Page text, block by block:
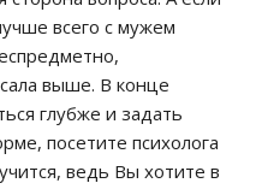
всего с мужем
выше. В конце
глубже и задать
посетите психолога
ведь Вы хотите в